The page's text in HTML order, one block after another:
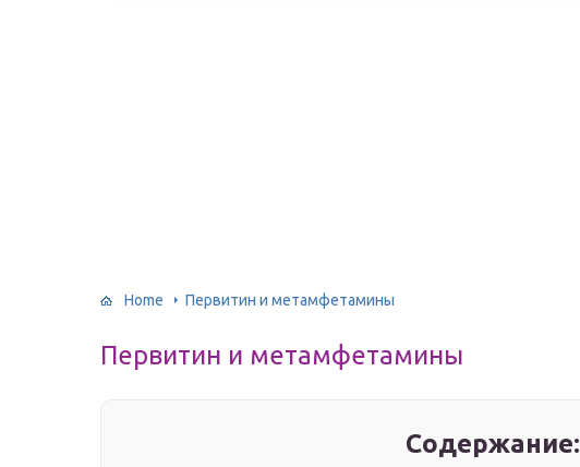
Home Первитин и метамфетамины
Первитин и метамфетамины
Содержание: